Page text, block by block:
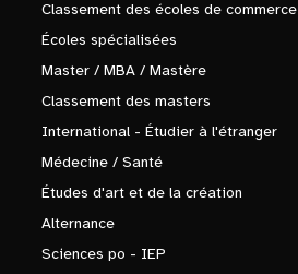
Classement des écoles de commerce
Écoles spécialisées
Master / MBA / Mastère
Classement des masters
International - Étudier à l'étranger
Médecine / Santé
Études d'art et de la création
Alternance
Sciences po - IEP